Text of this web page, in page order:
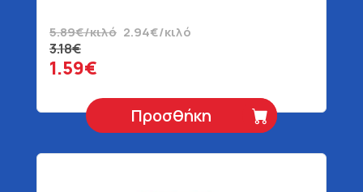
5.89€/κιλό 2.94€/κιλό
3.18€
1.59€
Προσθήκη